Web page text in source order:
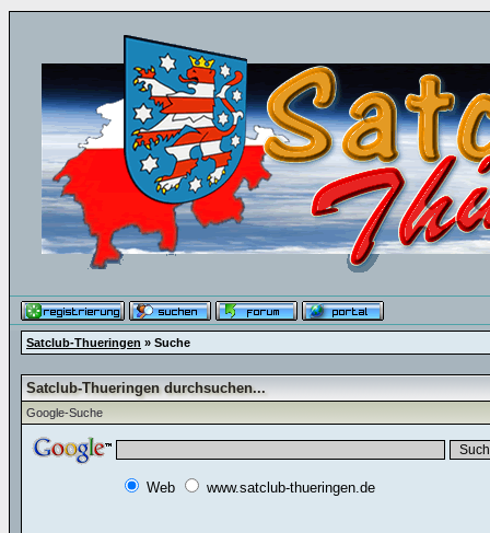
Satclub-Thueringen » Suche
Satclub-Thueringen durchsuchen...
Google-Suche
Web www.satclub-thueringen.de